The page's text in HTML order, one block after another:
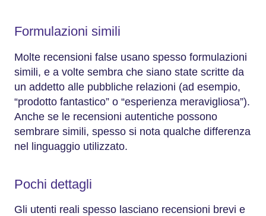
Formulazioni simili
Molte recensioni false usano spesso formulazioni
simili, e a volte sembra che siano state scritte da
un addetto alle pubbliche relazioni (ad esempio,
“prodotto fantastico” o “esperienza meravigliosa”).
Anche se le recensioni autentiche possono
sembrare simili, spesso si nota qualche differenza
nel linguaggio utilizzato.
Pochi dettagli
Gli utenti reali spesso lasciano recensioni brevi e